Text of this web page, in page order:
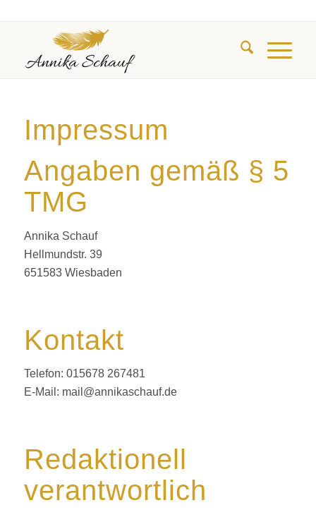
Impressum
Angaben gemäß § 5
TMG
Annika Schauf
Hellmundstr. 39
651583 Wiesbaden
Kontakt
Telefon: 015678 267481
E-Mail: mail@annikaschauf.de
Redaktionell
verantwortlich